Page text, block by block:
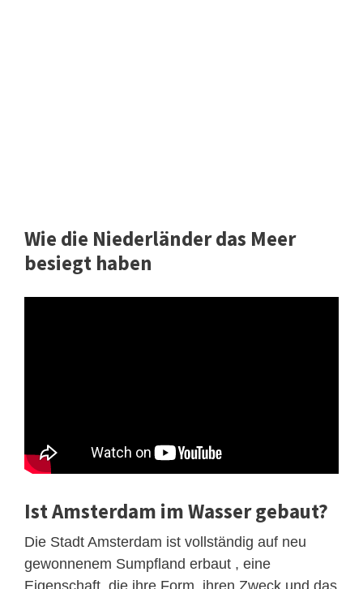
Wie die Niederländer das Meer
besiegt haben
Ist Amsterdam im Wasser gebaut?
Die Stadt Amsterdam ist vollständig auf neu
gewonnenem Sumpfland erbaut , eine
Eigenschaft, die ihre Form, ihren Zweck und das